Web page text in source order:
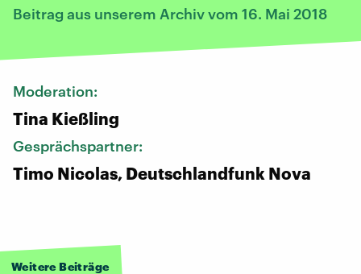
Beitrag aus unserem Archiv vom 16. Mai 2018
Moderation:
Tina Kießling
Gesprächspartner:
Timo Nicolas, Deutschlandfunk Nova
Weitere Beiträge